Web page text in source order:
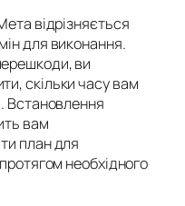
відрізняється
для виконання.
ви
скільки часу вам
Встановлення
вам
план для
необхідного